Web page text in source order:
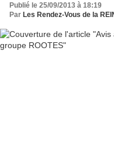
Publié le 25/09/2013 à 18:19
Par Les Rendez-Vous de la